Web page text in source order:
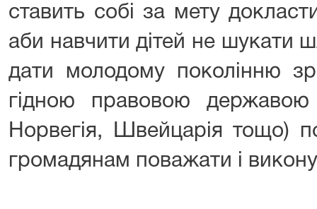
ставить собі за мету
аби навчити дітей не шукати
дати молодому поколінню
гідною правовою
Норвегія, Швейцарія тощо)
громадянам поважати і